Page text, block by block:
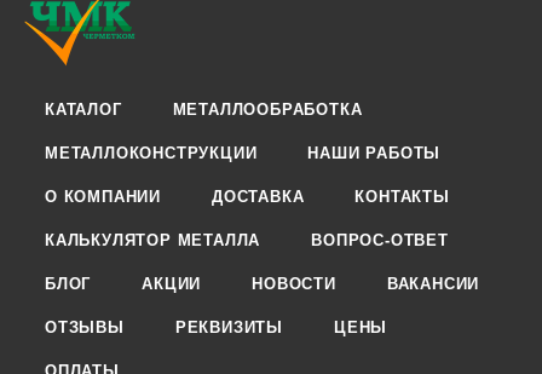
КАТАЛОГ МЕТАЛЛООБРАБОТКА
МЕТАЛЛОКОНСТРУКЦИИ НАШИ РАБОТЫ
О КОМПАНИИ ДОСТАВКА КОНТАКТЫ
КАЛЬКУЛЯТОР МЕТАЛЛА ВОПРОС-ОТВЕТ
БЛОГ АКЦИИ НОВОСТИ ВАКАНСИИ
ОТЗЫВЫ РЕКВИЗИТЫ ЦЕНЫ